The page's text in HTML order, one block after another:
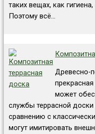
таких вещах, как
Поэтому всё…
Древесно-
может
службы террасной доски
сравнению с
могут имитировать